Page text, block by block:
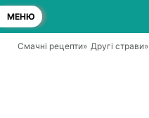
МЕНЮ
Смачні рецепти» Другі страви»